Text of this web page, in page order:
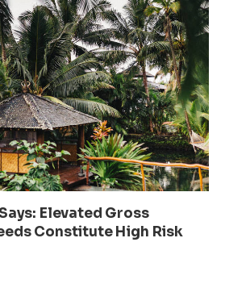
Elevated Gross
Constitute High Risk